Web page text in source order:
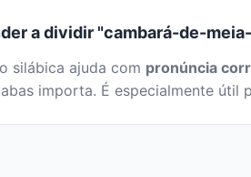
a dividir "cambará-de-
silábica ajuda com pronúncia
importa. É especialmente útil